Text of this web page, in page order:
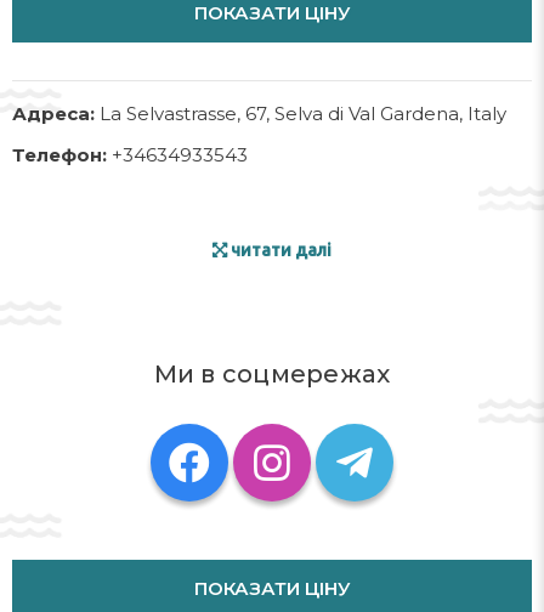
ПОКАЗАТИ ЦІНУ
Адреса: La Selvastrasse, 67, Selva di Val Gardena, Italy
Телефон: +34634933543
читати далі
Ми в соцмережах
ПОКАЗАТИ ЦІНУ